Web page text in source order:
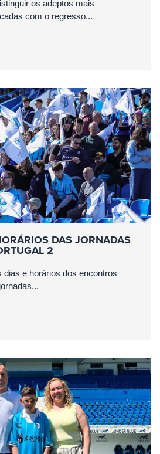
os adeptos mais
com o regresso...
DAS JORNADAS
2
e horários dos encontros